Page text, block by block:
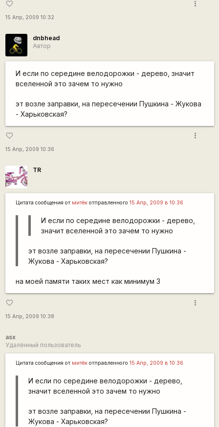
favorite_border
15 Апр, 2009 10:32
more_vert
dnbhead
Автор
И если по середине велодорожки - дерево, значит
вселенной это зачем то нужно
эт возле заправки, на пересечении Пушкина - Жукова
- Харьковская?
favorite_border
15 Апр, 2009 10:36
more_vert
TR
Цитата сообщения от митёкотправленного 15 Апр, 2009 в 10:36
И если по середине велодорожки - дерево,
значит вселенной это зачем то нужно
эт возле заправки, на пересечении Пушкина -
Жукова - Харьковская?
на моей памяти таких мест как минимум 3
favorite_border
15 Апр, 2009 10:38
more_vert
asx
Удалённый пользователь
Цитата сообщения от митёкотправленного 15 Апр, 2009 в 10:36
И если по середине велодорожки - дерево,
значит вселенной это зачем то нужно
эт возле заправки, на пересечении Пушкина -
Жукова - Харьковская?